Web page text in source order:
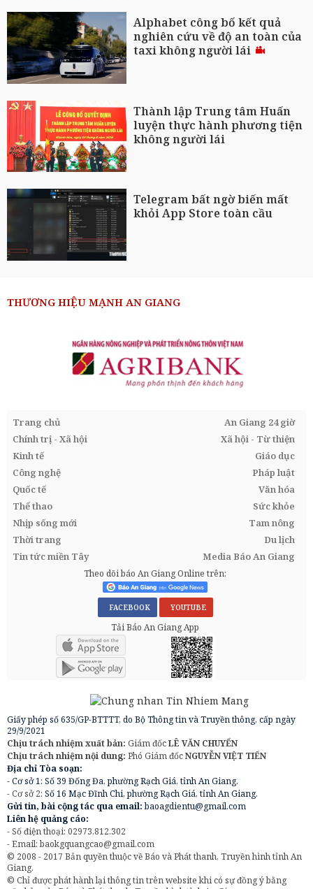
Alphabet công bố kết quả
nghiên cứu về độ an toàn của
taxi không người lái
Thành lập Trung tâm Huấn
luyện thực hành phương tiện
không người lái
Telegram bất ngờ biến mất
khỏi App Store toàn cầu
THƯƠNG HIỆU MẠNH AN GIANG
Trang chủ
An Giang 24 giờ
Chính trị - Xã hội
Xã hội - Từ thiện
Kinh tế
Giáo dục
Công nghệ
Pháp luật
Quốc tế
Văn hóa
Thể thao
Sức khỏe
Nhịp sống mới
Tam nông
Thời trang
Du lịch
Tin tức miền Tây
Media Báo An Giang
Theo dõi báo An Giang Online trên:
FACEBOOK YOUTUBE
Tải Báo An Giang App
Giấy phép số 635/GP-BTTTT, do Bộ Thông tin và Truyền thông, cấp ngày
29/9/2021
Chịu trách nhiệm xuất bản: Giám đốcLÊ VĂN CHUYỂN
Chịu trách nhiệm nội dung: Phó Giám đốcNGUYỄN VIỆT TIẾN
Địa chỉ Tòa soạn:
- Cơ sở 1: Số 39 Đống Đa, phường Rạch Giá, tỉnh An Giang.
- Cơ sở 2: Số 16 Mạc Đĩnh Chi, phường Rạch Giá, tỉnh An Giang.
Gửi tin, bài cộng tác qua email:baoagdientu@gmail.com
Liên hệ quảng cáo:
- Số điện thoại: 02973.812.302
- Email:baokgquangcao@gmail.com
© 2008 - 2017 Bản quyền thuộc về Báo và Phát thanh, Truyền hình tỉnh An
Giang.
© Chỉ được phát hành lại thông tin trên website khi có sự đồng ý bằng